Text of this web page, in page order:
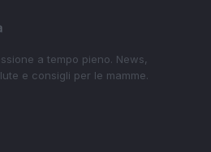
a tempo pieno. News,
e consigli per le mamme.